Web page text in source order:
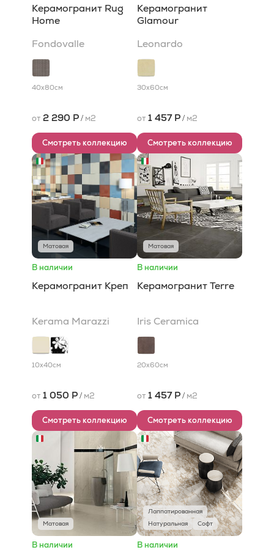
Керамогранит Rug
Home
Fondovalle
40x80см
от 2 290 Р/ м2
Смотреть коллекцию
Керамогранит
Glamour
Leonardo
30x60см
от 1 457 Р/ м2
Смотреть коллекцию
Матовая
В наличии
Керамогранит Креп
Kerama Marazzi
10x40см
от 1 050 Р/ м2
Смотреть коллекцию
Матовая
В наличии
Керамогранит Terre
Iris Ceramica
20x60см
от 1 457 Р/ м2
Смотреть коллекцию
Матовая
В наличии
Лаппатированная
Натуральная
Софт
В наличии